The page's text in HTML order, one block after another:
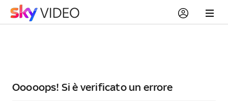
Ooooops! Si è verificato un errore